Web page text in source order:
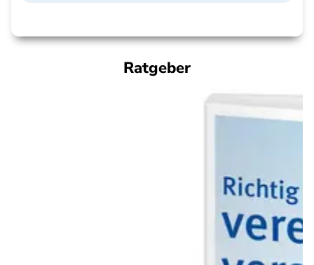
Ratgeber